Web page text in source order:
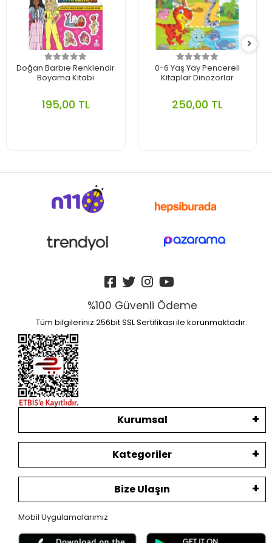
Doğan Barbıe Renklendir
Boyama Kitabı
195,00 TL
0-6 Yaş Yay Pencereli
Kitaplar Dinozorlar
250,00 TL
%100 Güvenli Ödeme
Tüm bilgileriniz 256bit SSL Sertifikası ile korunmaktadır.
Kurumsal
Kategoriler
Bize Ulaşın
Mobil Uygulamalarımız